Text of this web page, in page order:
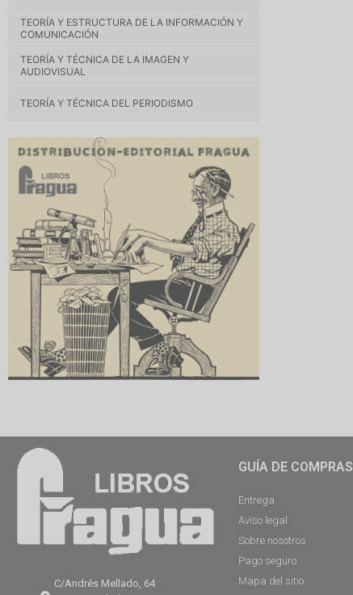
TEORÍA Y ESTRUCTURA DE LA INFORMACIÓN Y
COMUNICACIÓN
TEORÍA Y TÉCNICA DE LA IMAGEN Y
AUDIOVISUAL
TEORÍA Y TÉCNICA DEL PERIODISMO
C/Andrés Mellado, 64
GUÍA DE COMPRAS
Entrega
Aviso legal
Sobre nosotros
Pago seguro
Mapa del sitio